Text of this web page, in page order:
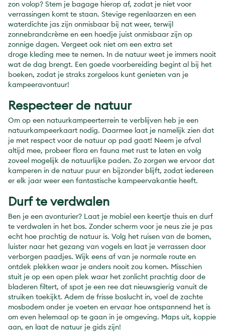
zon volop? Stem je bagage hierop af, zodat je niet voor
verrassingen komt te staan. Stevige regenlaarzen en een
waterdichte jas zijn onmisbaar bij nat weer, terwijl
zonnebrandcrème en een hoedje juist onmisbaar zijn op
zonnige dagen. Vergeet ook niet om een extra set
droge kleding mee te nemen. In de natuur weet je immers nooit
wat de dag brengt. Een goede voorbereiding begint al bij het
boeken, zodat je straks zorgeloos kunt genieten van je
kampeeravontuur!
Respecteer de natuur
Om op een natuurkampeerterrein te verblijven heb je een
natuurkampeerkaart nodig. Daarmee laat je namelijk zien dat
je met respect voor de natuur op pad gaat! Neem je afval
altijd mee, probeer flora en fauna met rust te laten en volg
zoveel mogelijk de natuurlijke paden. Zo zorgen we ervoor dat
kamperen in de natuur puur en bijzonder blijft, zodat iedereen
er elk jaar weer een fantastische kampeervakantie heeft.
Durf te verdwalen
Ben je een avonturier? Laat je mobiel een keertje thuis en durf
te verdwalen in het bos. Zonder scherm voor je neus zie je pas
echt hoe prachtig de natuur is. Volg het ruisen van de bomen,
luister naar het gezang van vogels en laat je verrassen door
verborgen paadjes. Wijk eens af van je normale route en
ontdek plekken waar je anders nooit zou komen. Misschien
stuit je op een open plek waar het zonlicht prachtig door de
bladeren filtert, of spot je een ree dat nieuwsgierig vanuit de
struiken toekijkt. Adem de frisse boslucht in, voel de zachte
mosbodem onder je voeten en ervaar hoe ontspannend het is
om even helemaal op te gaan in je omgeving. Maps uit, koppie
aan, en laat de natuur je gids zijn!